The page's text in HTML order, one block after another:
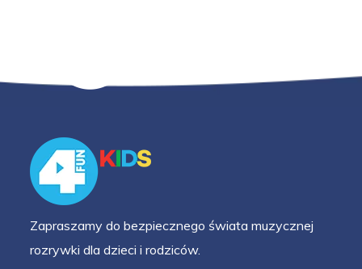
Zapraszamy do bezpiecznego świata muzycznej
rozrywki dla dzieci i rodziców.